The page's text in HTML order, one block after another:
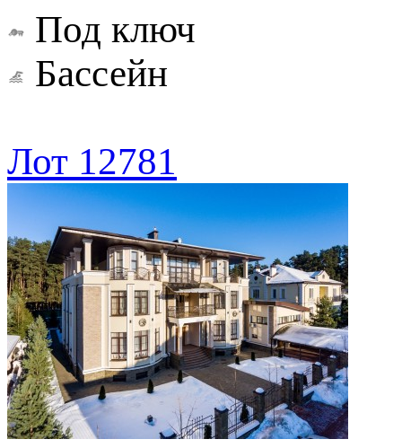
Под ключ
Бассейн
Лот 12781